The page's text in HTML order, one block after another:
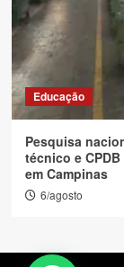
Educação
Pesquisa
técnico e
em Campinas
6/agosto